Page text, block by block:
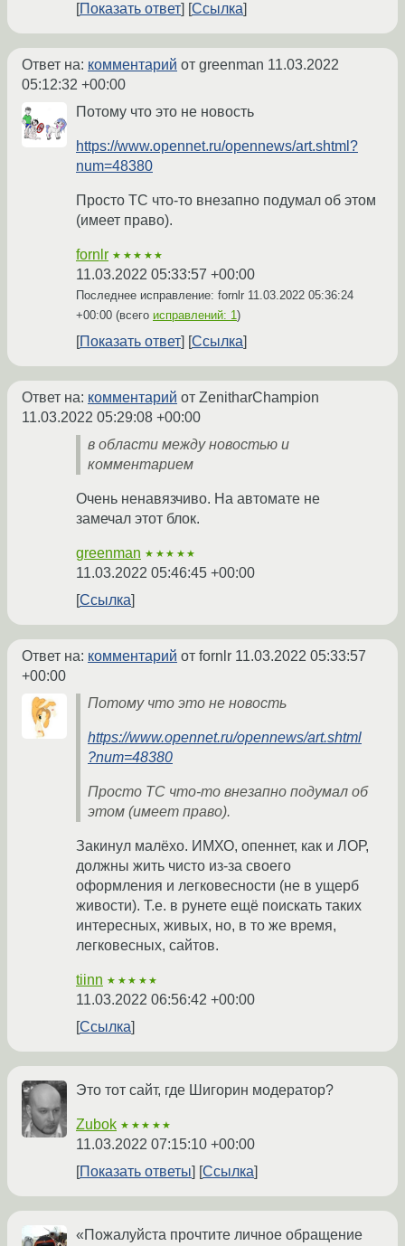
Показать ответ Ссылка
Ответ на: комментарий от greenman 11.03.2022
05:12:32 +00:00
Потому что это не новость
https://www.opennet.ru/opennews/art.shtml?
num=48380
Просто TC что-то внезапно подумал об этом
(имеет право).
fornlr ★★★★★
11.03.2022 05:33:57 +00:00
Последнее исправление: fornlr 11.03.2022 05:36:24
+00:00 (всего исправлений: 1)
Показать ответ Ссылка
Ответ на: комментарий от ZenitharChampion
11.03.2022 05:29:08 +00:00
в области между новостью и
комментарием
Очень ненавязчиво. На автомате не
замечал этот блок.
greenman ★★★★★
11.03.2022 05:46:45 +00:00
Ссылка
Ответ на: комментарий от fornlr 11.03.2022 05:33:57
+00:00
Потому что это не новость
https://www.opennet.ru/opennews/art.shtml
?num=48380
Просто TC что-то внезапно подумал об
этом (имеет право).
Закинул малёхо. ИМХО, опеннет, как и ЛОР,
должны жить чисто из-за своего
оформления и легковесности (не в ущерб
живости). Т.е. в рунете ещё поискать таких
интересных, живых, но, в то же время,
легковесных, сайтов.
tiinn ★★★★★
11.03.2022 06:56:42 +00:00
Ссылка
Это тот сайт, где Шигорин модератор?
Zubok ★★★★★
11.03.2022 07:15:10 +00:00
Показать ответы
Ссылка
«Пожалуйста прочтите личное обращение